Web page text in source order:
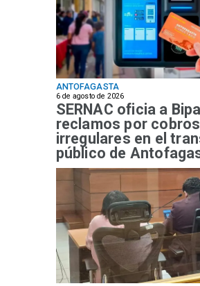
ANTOFAGASTA
6 de agosto de 2026
SERNAC oficia a
reclamos por cobros
irregulares en el
público de